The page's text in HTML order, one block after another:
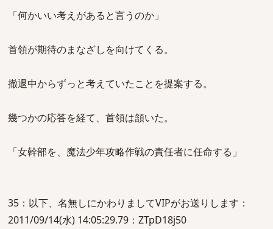
「何かいい考えがあると言うのか」
首領が期待のまなざしを向けてくる。
撤退中からずっと考えていたことを提案する。
幾つかの応答を経て、首領は頷いた。
「女幹部を、魔法少年攻略作戦の責任者に任命する」
35：以下、名無しにかわりましてVIPがお送りします：
2011/09/14(水) 14:05:29.79：ZTpD18j50